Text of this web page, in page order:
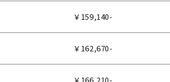
￥159,140-
￥162,670-
￥166,210-